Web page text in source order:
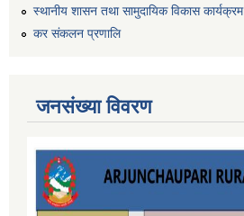
स्थानीय शासन तथा सामुदायिक विकास कार्यक्रम
कर स‌ंकलन प्रणालि
जनसंख्या विवरण